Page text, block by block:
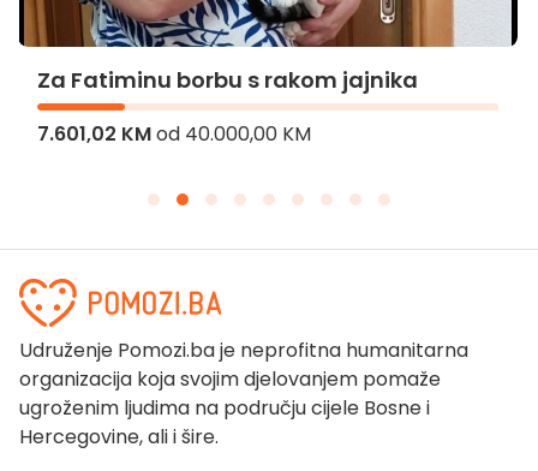
Za Fatiminu borbu s rakom jajnika
7.601,02 KMod 40.000,00 KM
Udruženje Pomozi.ba je neprofitna humanitarna
organizacija koja svojim djelovanjem pomaže
ugroženim ljudima na području cijele Bosne i
Hercegovine, ali i šire.